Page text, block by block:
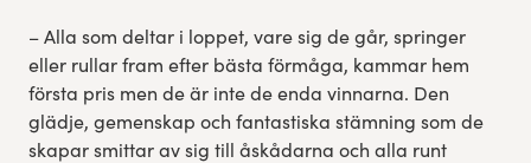
– Alla som deltar i loppet, vare sig de går, springer
eller rullar fram efter bästa förmåga, kammar hem
första pris men de är inte de enda vinnarna. Den
glädje, gemenskap och fantastiska stämning som de
skapar smittar av sig till åskådarna och alla runt